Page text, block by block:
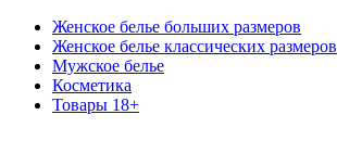
Женское белье больших размеров
Женское белье классических размеров
Мужское белье
Косметика
Товары 18+